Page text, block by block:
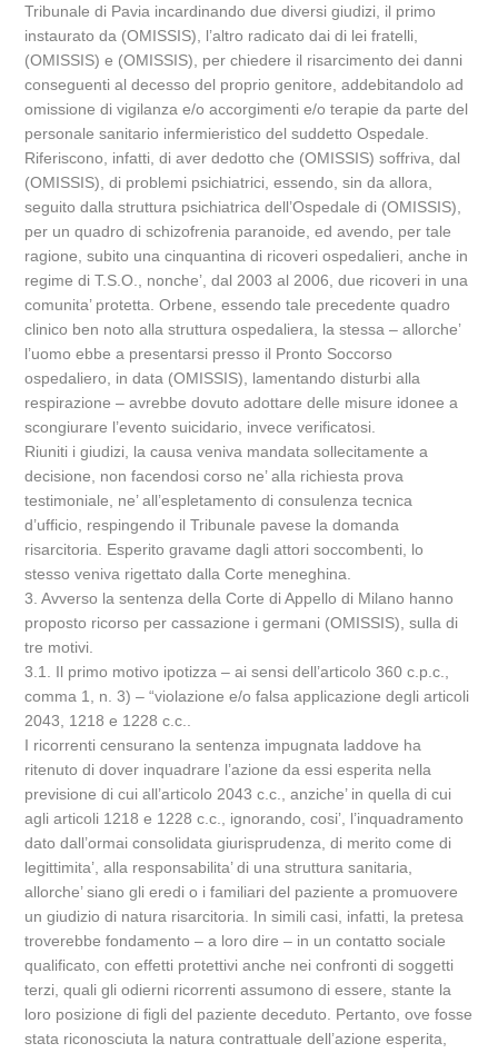
Tribunale di Pavia incardinando due diversi giudizi, il primo
instaurato da (OMISSIS), l’altro radicato dai di lei fratelli,
(OMISSIS) e (OMISSIS), per chiedere il risarcimento dei danni
conseguenti al decesso del proprio genitore, addebitandolo ad
omissione di vigilanza e/o accorgimenti e/o terapie da parte del
personale sanitario infermieristico del suddetto Ospedale.
Riferiscono, infatti, di aver dedotto che (OMISSIS) soffriva, dal
(OMISSIS), di problemi psichiatrici, essendo, sin da allora,
seguito dalla struttura psichiatrica dell’Ospedale di (OMISSIS),
per un quadro di schizofrenia paranoide, ed avendo, per tale
ragione, subito una cinquantina di ricoveri ospedalieri, anche in
regime di T.S.O., nonche’, dal 2003 al 2006, due ricoveri in una
comunita’ protetta. Orbene, essendo tale precedente quadro
clinico ben noto alla struttura ospedaliera, la stessa – allorche’
l’uomo ebbe a presentarsi presso il Pronto Soccorso
ospedaliero, in data (OMISSIS), lamentando disturbi alla
respirazione – avrebbe dovuto adottare delle misure idonee a
scongiurare l’evento suicidario, invece verificatosi.
Riuniti i giudizi, la causa veniva mandata sollecitamente a
decisione, non facendosi corso ne’ alla richiesta prova
testimoniale, ne’ all’espletamento di consulenza tecnica
d’ufficio, respingendo il Tribunale pavese la domanda
risarcitoria. Esperito gravame dagli attori soccombenti, lo
stesso veniva rigettato dalla Corte meneghina.
3. Avverso la sentenza della Corte di Appello di Milano hanno
proposto ricorso per cassazione i germani (OMISSIS), sulla di
tre motivi.
3.1. Il primo motivo ipotizza – ai sensi dell’articolo 360 c.p.c.,
comma 1, n. 3) – “violazione e/o falsa applicazione degli articoli
2043, 1218 e 1228 c.c..
I ricorrenti censurano la sentenza impugnata laddove ha
ritenuto di dover inquadrare l’azione da essi esperita nella
previsione di cui all’articolo 2043 c.c., anziche’ in quella di cui
agli articoli 1218 e 1228 c.c., ignorando, cosi’, l’inquadramento
dato dall’ormai consolidata giurisprudenza, di merito come di
legittimita’, alla responsabilita’ di una struttura sanitaria,
allorche’ siano gli eredi o i familiari del paziente a promuovere
un giudizio di natura risarcitoria. In simili casi, infatti, la pretesa
troverebbe fondamento – a loro dire – in un contatto sociale
qualificato, con effetti protettivi anche nei confronti di soggetti
terzi, quali gli odierni ricorrenti assumono di essere, stante la
loro posizione di figli del paziente deceduto. Pertanto, ove fosse
stata riconosciuta la natura contrattuale dell’azione esperita,